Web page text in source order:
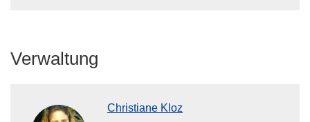
Verwaltung
Christiane Kloz